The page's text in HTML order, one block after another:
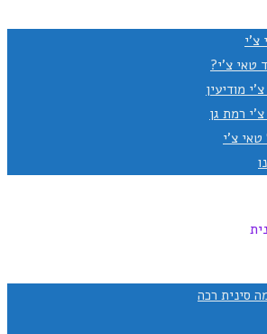
צ'י
טאי צ'י?
מודיעין
רמת גן
טאי צ'י
סינית רכה